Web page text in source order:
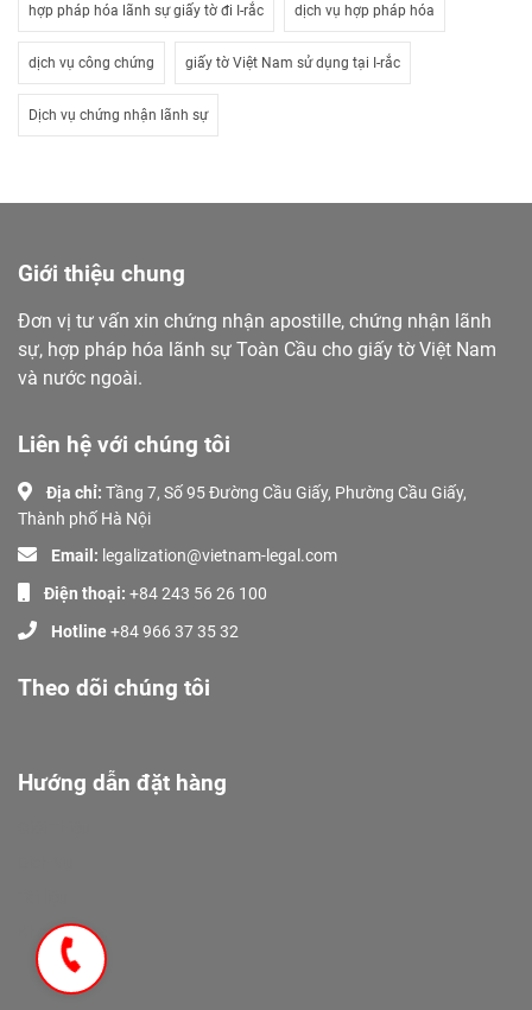
hợp pháp hóa lãnh sự giấy tờ đi I-rắc dịch vụ hợp pháp hóa
dịch vụ công chứng giấy tờ Việt Nam sử dụng tại I-rắc
Dịch vụ chứng nhận lãnh sự
Giới thiệu chung
Đơn vị tư vấn xin chứng nhận apostille, chứng nhận lãnh
sự, hợp pháp hóa lãnh sự Toàn Cầu cho giấy tờ Việt Nam
và nước ngoài.
Liên hệ với chúng tôi
Địa chỉ: Tầng 7, Số 95 Đường Cầu Giấy, Phường Cầu Giấy,
Thành phố Hà Nội
Email: legalization@vietnam-legal.com
Điện thoại: +84 243 56 26 100
Hotline+84 966 37 35 32
Theo dõi chúng tôi
Hướng dẫn đặt hàng
Khách Hàng